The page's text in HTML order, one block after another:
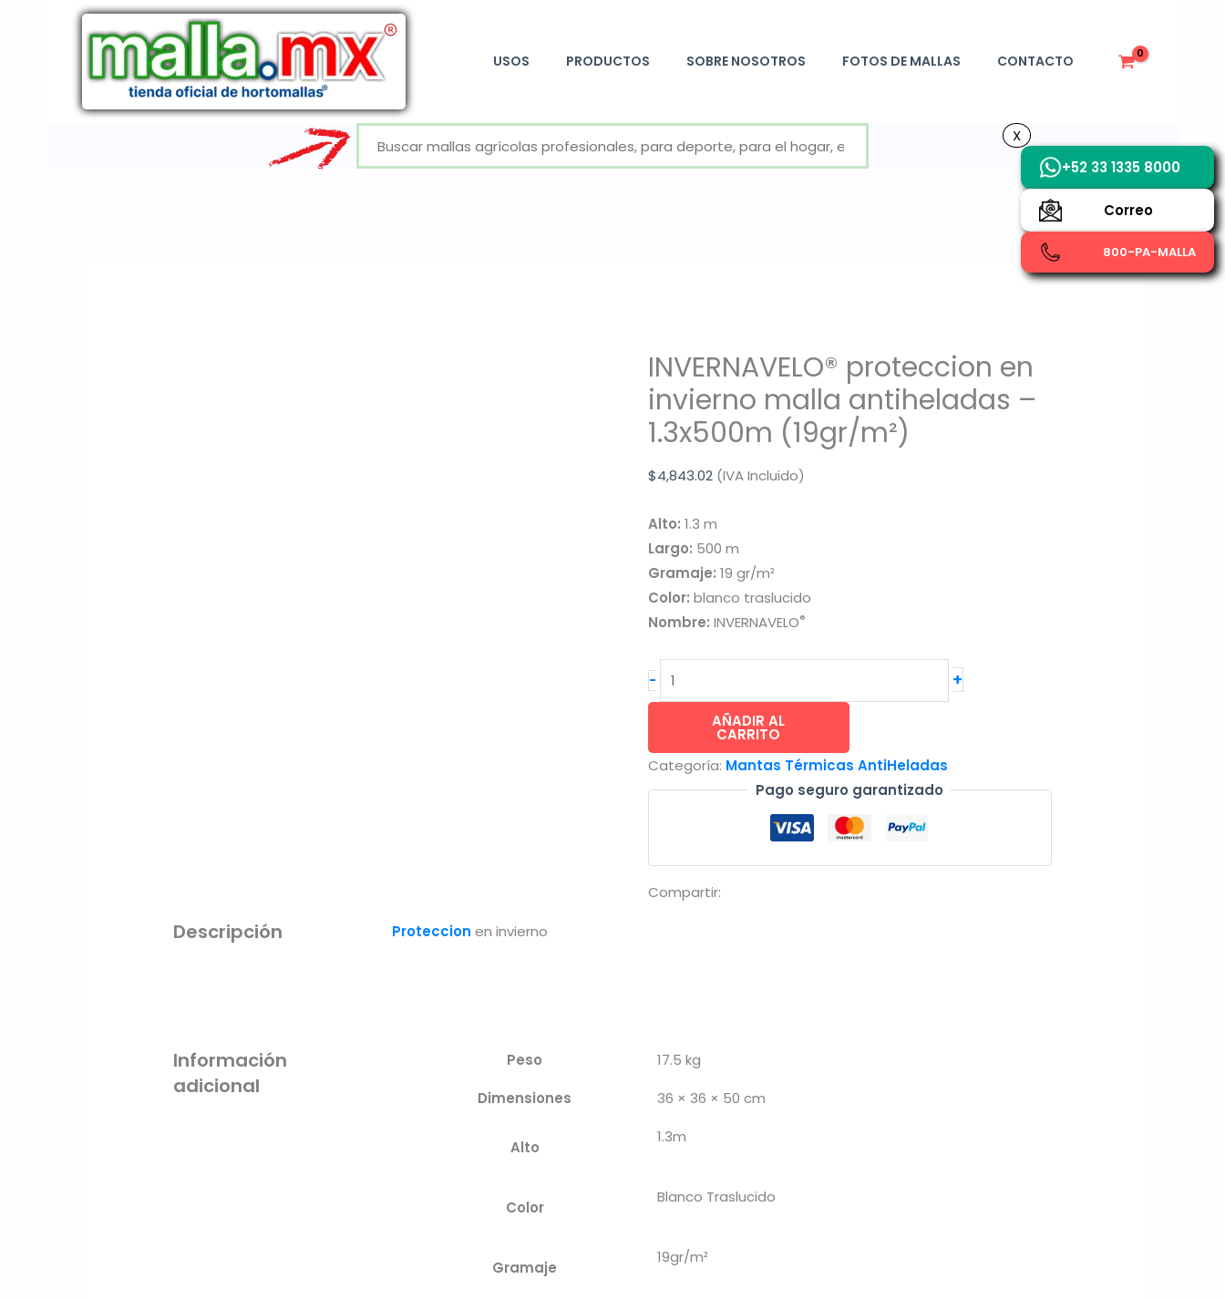
USOS PRODUCTOS SOBRE NOSOTROS FOTOS DE MALLAS CONTACTO
INVERNAVELO® proteccion en
invierno malla antiheladas –
1.3x500m (19gr/m²)
$4,843.02 (IVA Incluido)
Alto: 1.3 m
Largo: 500 m
Gramaje: 19 gr/m²
Color: blanco traslucido
Nombre: INVERNAVELO®
-
malla
antiheladas
(19gr/m²)
cantidad
+
AÑADIR AL
CARRITO
Categoría: Mantas Térmicas AntiHeladas
Pago seguro garantizado
Compartir:
Descripción Proteccion en invierno
Información
adicional
Peso
17.5 kg
Dimensiones
36 × 36 × 50 cm
Alto
1.3m
Color
Blanco Traslucido
Gramaje
19gr/m²
X
+52 33 1335 8000
Correo
800-PA-MALLA
X